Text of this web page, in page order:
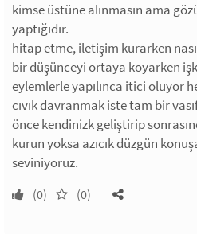
kimse üstüne alınmasın ama
yaptığıdır.
hitap etme, iletişim kurarken
bir düşünceyi ortaya koyarken
eylemlerle yapılınca itici oluyor
cıvık davranmak iste tam bir
önce kendinizk geliştirip
kurun yoksa azıcık düzgün
seviniyoruz.
(0) (0)